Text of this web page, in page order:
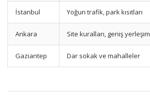
İstanbul Yoğun trafik, park kısıtları
Ankara Site kuralları, geniş yerleşim
Gaziantep Dar sokak ve mahalleler